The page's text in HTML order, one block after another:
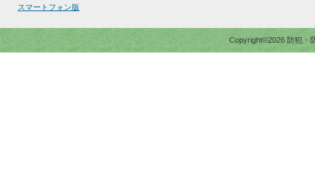
スマートフォン版
Copyright©2026 防犯・